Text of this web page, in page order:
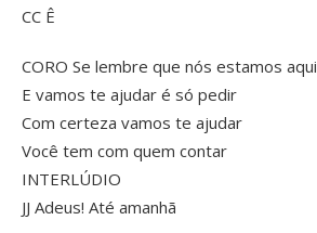
CC Ê
CORO Se lembre que nós estamos aqui
E vamos te ajudar é só pedir
Com certeza vamos te ajudar
Você tem com quem contar
INTERLÚDIO
JJ Adeus! Até amanhã